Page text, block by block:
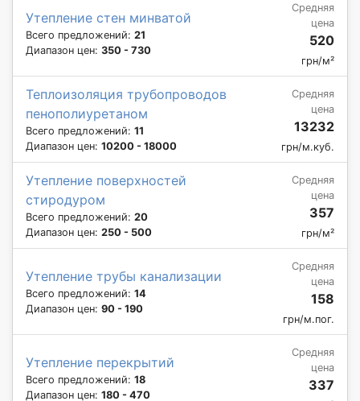
Утепление стен минватой
Всего предложений: 21
Диапазон цен: 350 - 730
Средняя
цена
520
грн/м²
Теплоизоляция трубопроводов
пенополиуретаном
Всего предложений: 11
Диапазон цен: 10200 - 18000
Средняя
цена
13232
грн/м.куб.
Утепление поверхностей
стиродуром
Всего предложений: 20
Диапазон цен: 250 - 500
Средняя
цена
357
грн/м²
Утепление трубы канализации
Всего предложений: 14
Диапазон цен: 90 - 190
Средняя
цена
158
грн/м.пог.
Утепление перекрытий
Всего предложений: 18
Диапазон цен: 180 - 470
Средняя
цена
337